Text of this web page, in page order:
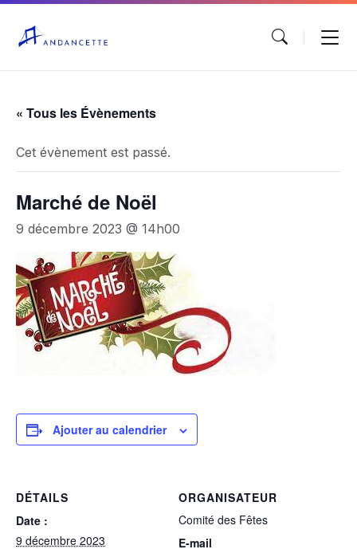
« Tous les Évènements
Cet évènement est passé.
Marché de Noël
9 décembre 2023 @ 14h00
Ajouter au calendrier
DÉTAILS
Date :
9 décembre 2023
ORGANISATEUR
Comité des Fêtes
E-mail